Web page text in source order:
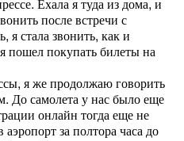
после встречи с
стала звонить, как и
пошел покупать билеты на
я же продолжаю говорить
До самолета у нас было еще
онлайн тогда еще не
за полтора часа до